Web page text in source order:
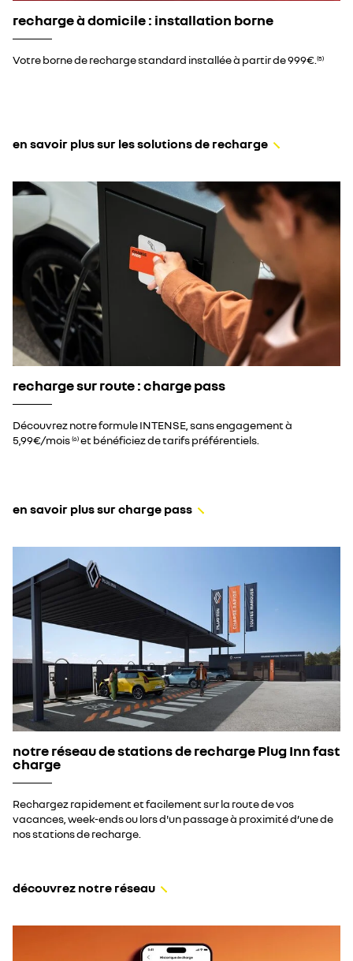
recharge à domicile : installation borne
Votre borne de recharge standard installée à partir de 999€.​(5)
en savoir plus sur les solutions de recharge
recharge sur route : charge pass
Découvrez notre formule INTENSE, sans engagement à
5,99€/mois (6) et bénéficiez de tarifs préférentiels.
en savoir plus sur charge pass
notre réseau de stations de recharge Plug Inn fast
charge
Rechargez rapidement et facilement sur la route de vos
vacances, week-ends ou lors d'un passage à proximité d’une de
nos stations de recharge.
découvrez notre réseau